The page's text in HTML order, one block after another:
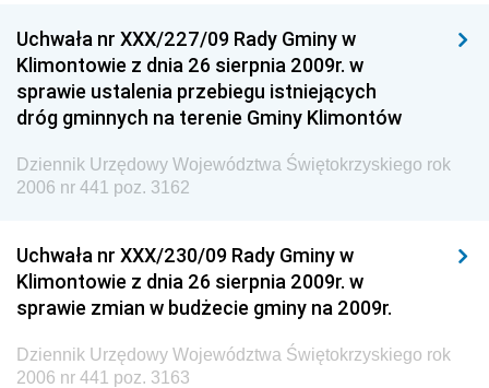
Uchwała nr XXX/227/09 Rady Gminy w
Klimontowie z dnia 26 sierpnia 2009r. w
sprawie ustalenia przebiegu istniejących
dróg gminnych na terenie Gminy Klimontów
Dziennik Urzędowy Województwa Świętokrzyskiego rok
2006 nr 441 poz. 3162
Uchwała nr XXX/230/09 Rady Gminy w
Klimontowie z dnia 26 sierpnia 2009r. w
sprawie zmian w budżecie gminy na 2009r.
Dziennik Urzędowy Województwa Świętokrzyskiego rok
2006 nr 441 poz. 3163